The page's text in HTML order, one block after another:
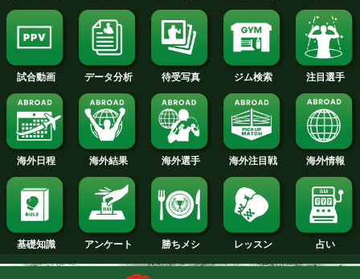
2013年
2012年
2011年
2010年